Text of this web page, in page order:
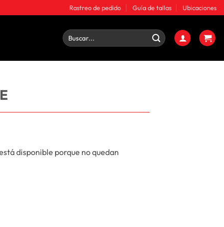
Rastreo de pedido Guía de tallas Ubicaciones
Buscar
por:
disponible porque no quedan